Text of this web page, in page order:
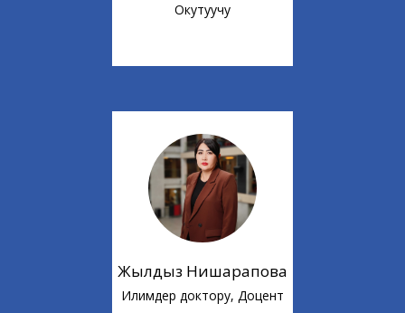
Окутуучу
Жылдыз Нишарапова
Илимдер доктору, Доцент